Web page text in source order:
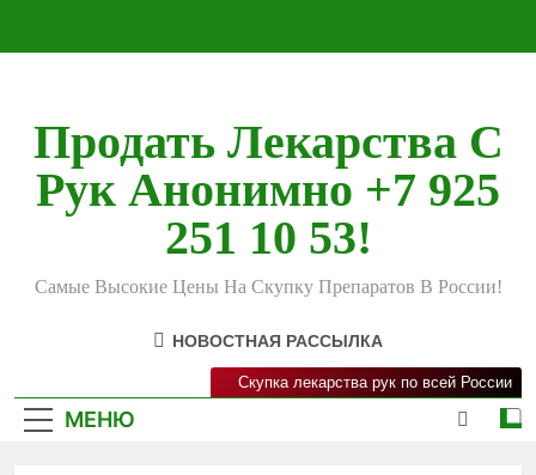
Продать Лекарства С
Рук Анонимно +7 925
251 10 53!
Самые Высокие Цены На Скупку Препаратов В России!
НОВОСТНАЯ РАССЫЛКА
МЕНЮ
Скупка лекарства рук по всей России